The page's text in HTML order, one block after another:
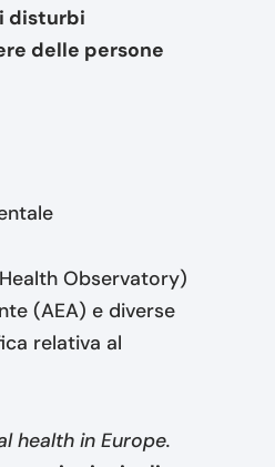
disturbi
delle persone
Observatory)
(AEA) e diverse
relativa al
health in Europe.